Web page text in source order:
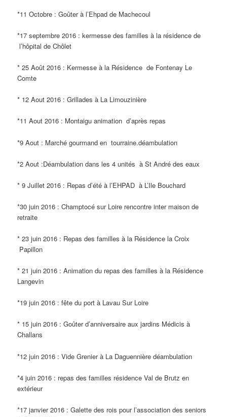
*11 Octobre : Goûter à l’Ehpad de Machecoul
*17 septembre 2016 : kermesse des familles à la résidence de
l’hôpital de Chôlet
* 25 Août 2016 : Kermesse à la Résidence de Fontenay Le
Comte
* 12 Aout 2016 : Grillades à La Limouzinière
*11 Aout 2016 : Montaigu animation d’après repas
*9 Aout : Marché gourmand en tourraine.déambulation
*2 Aout :Déambulation dans les 4 unités à St André des eaux
* 9 Juillet 2016 : Repas d’été à l’EHPAD à L’Ile Bouchard
*30 juin 2016 : Champtocé sur Loire rencontre inter maison de
retraite
* 23 juin 2016 : Repas des familles à la Résidence la Croix
Papillon
* 21 juin 2016 : Animation du repas des familles à la Résidence
Langevin
*19 juin 2016 : fête du port à Lavau Sur Loire
* 15 juin 2016 : Goûter d’anniversaire aux jardins Médicis à
Challans
*12 juin 2016 : Vide Grenier à La Daguennière déambulation
*4 juin 2016 : repas des familles résidence Val de Brutz en
extérieur
*17 janvier 2016 : Galette des rois pour l’association des seniors